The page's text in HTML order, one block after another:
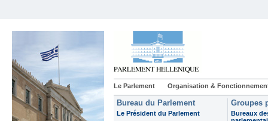
Le Parlement Organisation &
Bureau du Parlement
Le Président du Parlement
Groupes
Bureaux